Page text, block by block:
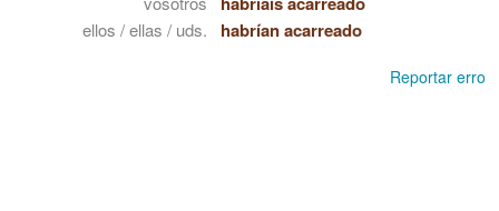
ellos / ellas / uds. habrían acarreado
Reportar erro